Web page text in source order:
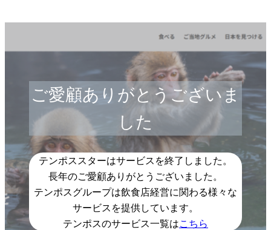
ご愛顧ありがとうございま
した
テンポススターはサービスを終了しました。
長年のご愛顧ありがとうございました。
テンポスグループは飲食店経営に関わる様々な
サービスを提供しています。
テンポスのサービス一覧はこちら